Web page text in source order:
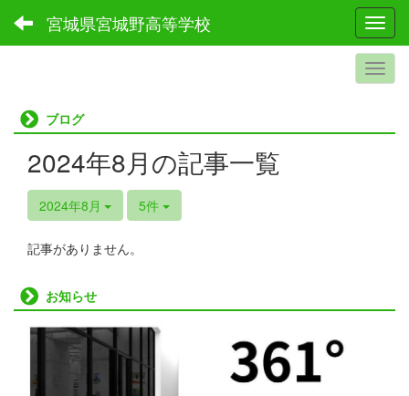
宮城県宮城野高等学校
ブログ
2024年8月の記事一覧
2024年8月 5件
記事がありません。
お知らせ